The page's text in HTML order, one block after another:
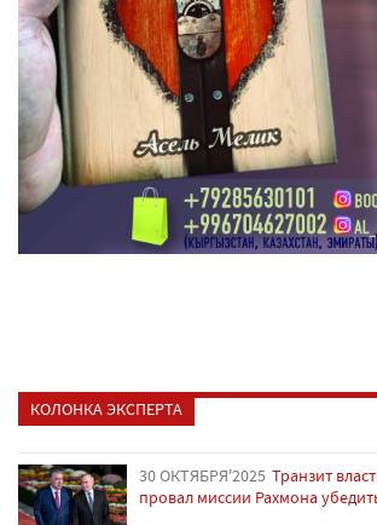
КОЛОНКА ЭКСПЕРТА
30 ОКТЯБРЯ'2025 Транзит
провал миссии Рахмона